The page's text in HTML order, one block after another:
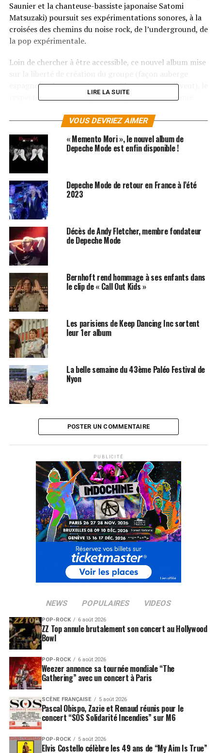
Saunier et la chanteuse-bassiste japonaise Satomi
Matsuzaki) poursuit ses expérimentations sonores, à la
croisées des chemins du noise rock, de l’underground, de
la pop expérimentale.
Loin de chercher à être accessible, ce nouvel album mise
sur la liberté de création du groupe (façon auberge
espagnole, chacun amène ce qu’il veut comme il veut), le
respect de leur cher esprit do-it your self. Et comme
nécessaires pour en comprendre le sens, voir apprécier
ces compositions aussi organisé qu’un tétris 3D. Claviers
synthétiques, mélodies déstructurées, rythmiques à
contrepied, Deerhoof excelle dans la superposition de
volontairement expérimental parfois difficile à suivre. A
écouter avec un tube d’aspro ou un prof de l’IRCAM…
LES ALBUMS DE DEERHOOF SONT DISPONIBLES SUR
SUJETS ASSOCIÉS: DEPECHE MODE
LIRE LA SUITE
VOUS DEVRIEZ AIMER
« Memento Mori », le nouvel album de
Depeche Mode est enfin disponible !
Depeche Mode de retour en France à l’été
2023
Décès de Andy Fletcher, membre fondateur
de Depeche Mode
Bernhoft rend hommage à ses enfants dans
le clip de « Call Out Kids »
Les parisiens de Keep Dancing Inc sortent
leur 1er album
La belle semaine du 43ème Paléo Festival de
Nyon
POSTER UN COMMENTAIRE
PUBLICITÉ
NEWS POPULAIRES VIDEOS
POP-ROCK 6 août 2026
ZZ Top annule brutalement son concert au Hollywood
Bowl
POP-ROCK 6 août 2026
Weezer annonce sa tournée mondiale “The
Gathering” avec un concert à Paris
SCÈNE FRANÇAISE 5 août 2026
Pascal Obispo, Zazie et Renaud réunis pour le
concert “SOS Solidarité Incendies” sur M6
POP-ROCK 5 août 2026
Elvis Costello célèbre les 49 ans de “My Aim Is True”